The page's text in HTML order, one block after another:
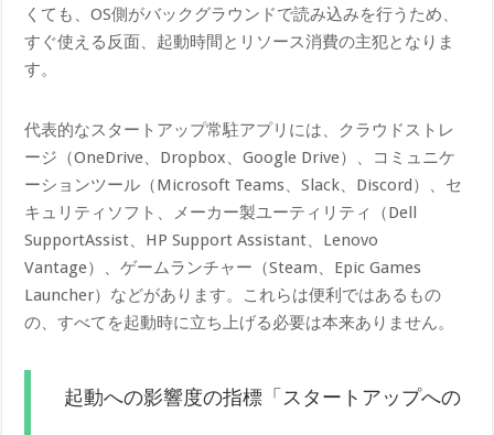
くても、OS側がバックグラウンドで読み込みを行うため、
すぐ使える反面、起動時間とリソース消費の主犯となりま
す。
代表的なスタートアップ常駐アプリには、クラウドストレ
ージ（OneDrive、Dropbox、Google Drive）、コミュニケ
ーションツール（Microsoft Teams、Slack、Discord）、セ
キュリティソフト、メーカー製ユーティリティ（Dell
SupportAssist、HP Support Assistant、Lenovo
Vantage）、ゲームランチャー（Steam、Epic Games
Launcher）などがあります。これらは便利ではあるもの
の、すべてを起動時に立ち上げる必要は本来ありません。
起動への影響度の指標「スタートアップへの